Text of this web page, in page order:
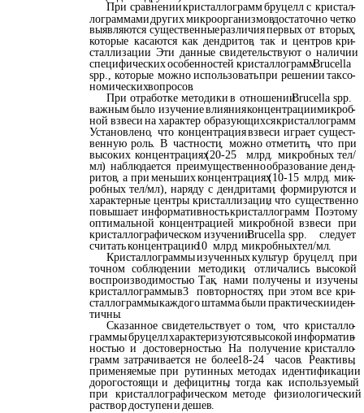
При сравнениикристаллограммбруцелл с кристал-
лограммамидругихмикроорганизмовдостаточно четко
выявляются существенныеразличияпервых от вторых,
которые касаются как дендритов, так и центров кри-
сталлизации. Эти данные свидетельствуют о наличии
специфическихособенностей кристаллограммBrucella
spp., которые можно использоватьпри решении таксо-
номическихвопросов.
При отработке методики в отношенииBrucella spp.
важнымбыло изучениевлиянияконцентрациимикроб-
ной взвеси на характер образующихсякристаллограмм.
Установлено, что концентрациявзвеси играет сущест-
венную роль. В частности, можно отметить, что при
высоких концентрациях(20-25 млрд. микробных тел/
мл) наблюдается преимущественнообразование денд-
ритов, а при меньшихконцентрациях(10-15 млрд. мик-
робных тел/мл), наряду с дендритами, формируются и
характерные центры кристаллизации
, что существенно
повышает информативностькристаллограмм. Поэтому
оптимальной концентрацией микробной взвеси при
кристаллографическом изученииBrucella spp.
следует
считатьконцентрацию10 млрд. микробныхтел/мл.
Кристаллограммыизученныхкультур бруцелл, при
точном соблюдении методики, отличались высокой
воспроизводимостью
. Так, нами получены и изучены
кристаллограммыв3 повторностях, при этом все кри-
сталлограммыкаждогоштаммабыли практическииден-
тичны.
Сказанное свидетельствует о том, что кристалло-
граммыбруцеллхарактеризуютсявысокой информатив-
ностью и достоверностью. На получение кристалло-
грамм затрачивается не более18-24 часов. Реактивы,
применяемые при рутинных методах идентификации
дорогостоящи и дефицитны, тогда как используемый
при
кристаллографическом методе
физиологический
раствордоступени дешев.